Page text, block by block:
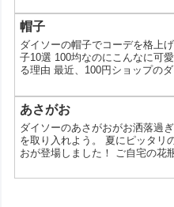
帽子
ダイソーの帽子でコーデを格上
子10選 100均なのにこんなに可
る理由 最近、100円ショップの
イソーの帽子を徹底解剖！プチ
あなたにぴったりの記事です。
コスパの良さ なんといっても、
が魅力です。 1つ100円というお
あさがお
ダイソーのあさがおがお洒落過
を取り入れよう。 夏にピッタリ
おが登場しました！ ご自宅の花
まわり３輪 ひまわりアレンジポ